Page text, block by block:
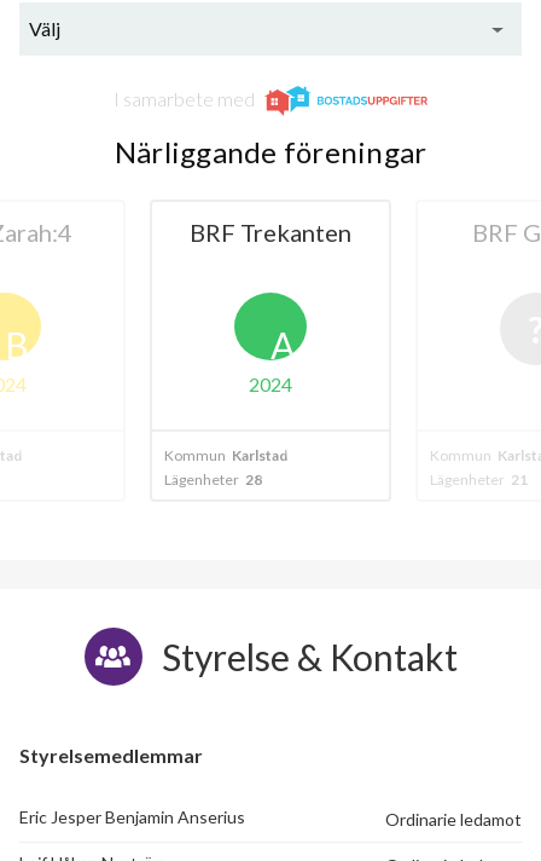
Välj
I samarbete med
Närliggande föreningar
A
BRF Gruvan
Kommun Karlstad
Lägenheter 21
BRF
Kommun
Lägenheter 5
Styrelse & Kontakt
Styrelsemedlemmar
Eric Jesper Benjamin Anserius Ordinarie ledamot